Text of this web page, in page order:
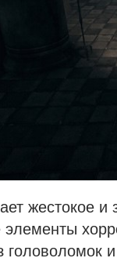
жестокое
элементы
головоломок